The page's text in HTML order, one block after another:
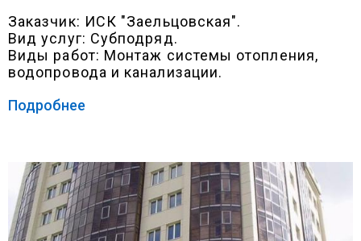
Заказчик: ИСК "Заельцовская".
Вид услуг: Субподряд.
Виды работ: Монтаж системы отопления,
водопровода и канализации.
Подробнее